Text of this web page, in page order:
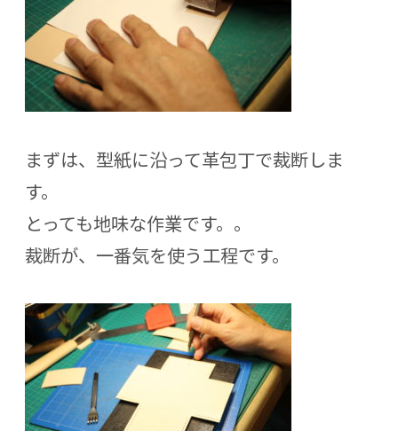
まずは、型紙に沿って革包丁で裁断しま
す。
とっても地味な作業です。。
裁断が、一番気を使う工程です。